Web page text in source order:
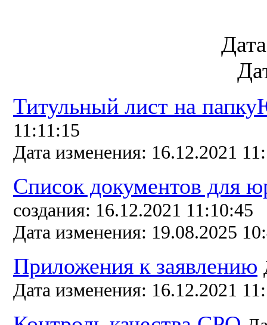
Титульный лист на
11:11:15
Дата изменения: 16.12.2021
Список документов для
создания: 16.12.2021 11:10:45
Дата изменения: 19.08.2025
Приложения к заявлению
Дата изменения: 16.12.2021